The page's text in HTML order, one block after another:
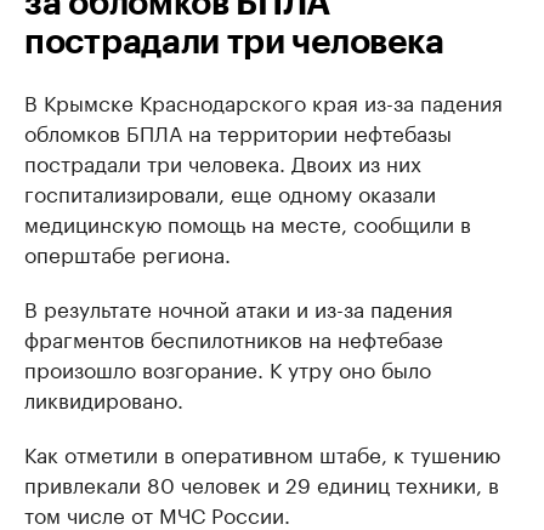
пострадали три человека
В Крымске Краснодарского края из-за падения
обломков БПЛА на территории нефтебазы
пострадали три человека. Двоих из них
госпитализировали, еще одному оказали
медицинскую помощь на месте, сообщили в
оперштабе региона.
В результате ночной атаки и из-за падения
фрагментов беспилотников на нефтебазе
произошло возгорание. К утру оно было
ликвидировано.
Как отметили в оперативном штабе, к тушению
привлекали 80 человек и 29 единиц техники, в
том числе от МЧС России.